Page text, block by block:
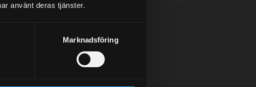
använt deras tjänster.
Marknadsföring